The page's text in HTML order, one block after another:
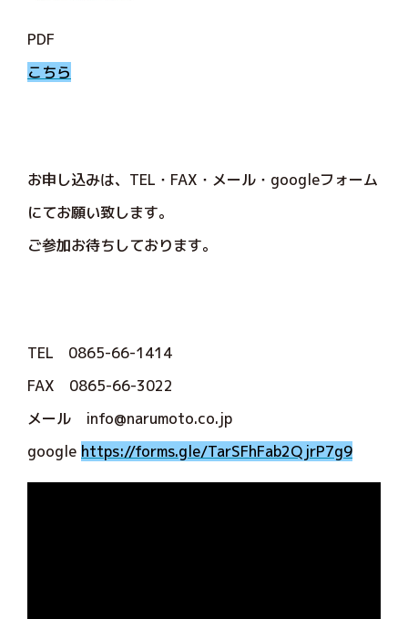
PDF
こちら
お申し込みは、TEL・FAX・メール・googleフォーム
にてお願い致します。
ご参加お待ちしております。
TEL 0865-66-1414
FAX 0865-66-3022
メール info@narumoto.co.jp
google https://forms.gle/TarSFhFab2QjrP7g9